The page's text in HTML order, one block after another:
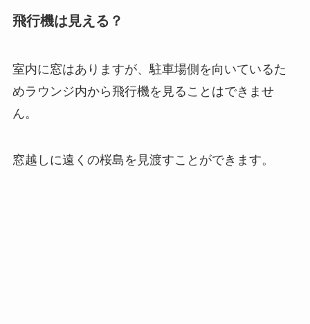
飛行機は見える？
室内に窓はありますが、駐車場側を向いているた
めラウンジ内から飛行機を見ることはできませ
ん。
窓越しに遠くの桜島を見渡すことができます。